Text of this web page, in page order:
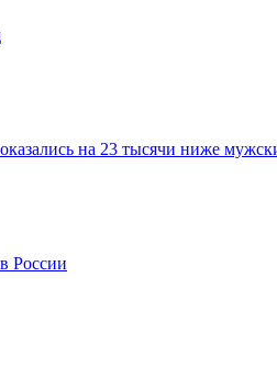
на 23 тысячи ниже
России